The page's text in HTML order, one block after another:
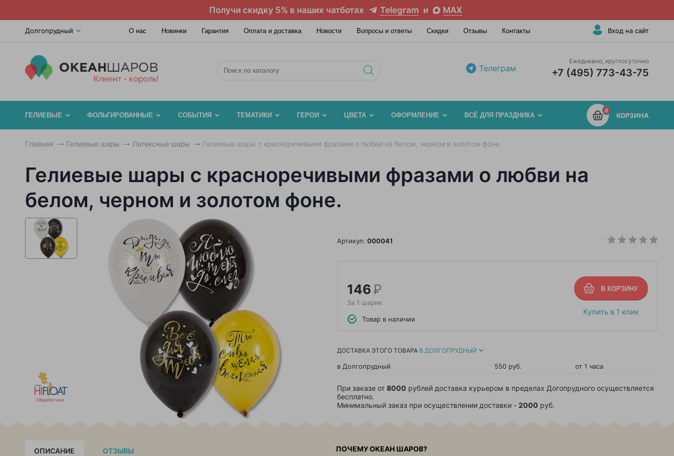
Получи скидку 5% в наших чатботах Telegram и MAX
Долгопрудный О нас Новинки Гарантия Оплата и доставка Новости Вопросы и ответы Скидки Отзывы Контакты Вход на сайт
Телеграм
Ежедневно, круглосуточно
+7 (495) 773-43-75
0
КОРЗИНА
ГЕЛИЕВЫЕ ФОЛЬГИРОВАННЫЕ СОБЫТИЯ ТЕМАТИКИ ГЕРОИ ЦВЕТА ОФОРМЛЕНИЕ ВСЁ ДЛЯ ПРАЗДНИКА
Главная Гелиевые шары Латексные шары Гелиевые шары с красноречивыми фразами о любви на белом, черном и золотом фоне.
Гелиевые шары с красноречивыми фразами о любви на
белом, черном и золотом фоне.
Артикул: 000041
Купить в 1 клик
146Р
За 1 шарик
Товар в наличии
ДОСТАВКА ЭТОГО ТОВАРА В ДОЛГОПРУДНЫЙ
в Долгопрудный 550 руб. от 1 часа
При заказе от 8000 рублей доставка курьером в пределах Догопрудного осуществляется
бесплатно.
Минимальный заказ при осуществлении доставки - 2000 руб.
ОПИСАНИЕ ОТЗЫВЫ ПОЧЕМУ ОКЕАН ШАРОВ?